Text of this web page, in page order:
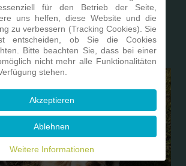
Herz auf vier Pfoten
für den Betrieb der Seite,
uns helfen, diese Website und die
zu verbessern (Tracking Cookies). Sie
entscheiden, ob Sie die Cookies
Bitte beachten Sie, dass bei einer
nicht mehr alle Funktionalitäten
stehen.
Akzeptieren
Ablehnen
Weitere Informationen